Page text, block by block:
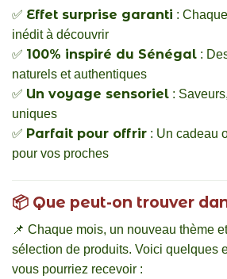
✅ Effet surprise garanti :
inédit à découvrir
✅ 100% inspiré du Sénégal :
naturels et authentiques
✅ Un voyage sensoriel :
uniques
✅ Parfait pour offrir : Un cadeau
pour vos proches
📦 Que peut-on trouver
📌 Chaque mois, un nouveau thème
sélection de produits. Voici quelques
vous pourriez recevoir :